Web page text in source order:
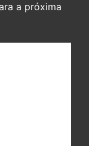
a próxima